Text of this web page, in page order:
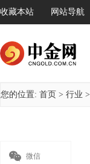
收藏本站 网站导航
您的位置: 首页 > 行业 >
 微信